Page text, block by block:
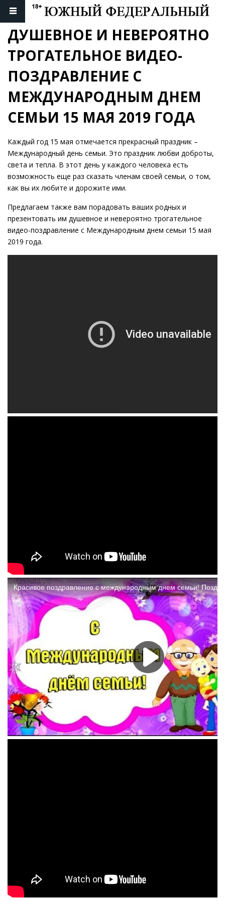
ДУШЕВНОЕ И НЕВЕРОЯТНО
ТРОГАТЕЛЬНОЕ ВИДЕО-
ПОЗДРАВЛЕНИЕ С
МЕЖДУНАРОДНЫМ ДНЕМ
СЕМЬИ 15 МАЯ 2019 ГОДА
Каждый год 15 мая отмечается прекрасный праздник –
Международный день семьи. Это праздник любви доброты,
света и тепла. В этот день у каждого человека есть
возможность еще раз сказать членам своей семьи, о том,
как вы их любите и дорожите ими.
Предлагаем также вам порадовать ваших родных и
презентовать им душевное и невероятно трогательное
видео-поздравление с Международным днем семьи 15 мая
2019 года.